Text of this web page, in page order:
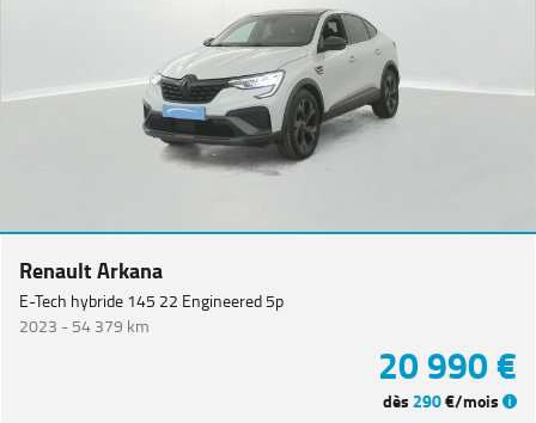
Renault Arkana
E-Tech hybride 145 22 Engineered 5p
2023 -54 379 km
20 990 €
dès 290€/mois